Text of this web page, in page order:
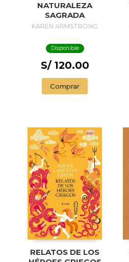
NATURALEZA
SAGRADA
KAREN ARMSTRONG
Disponible
S/ 120.00
Comprar
RELATOS DE LOS